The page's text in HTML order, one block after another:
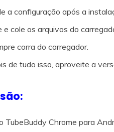
a configuração após a
e cole os arquivos do
corra do carregador.
de tudo isso, aproveite a
TubeBuddy Chrome para